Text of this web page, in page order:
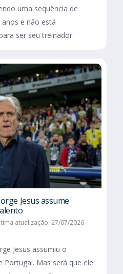
uma sequência de
e não está
ser seu treinador.
Jesus assume
atualização: 27/07/2026
Jesus assumiu o
Portugal. Mas será que ele